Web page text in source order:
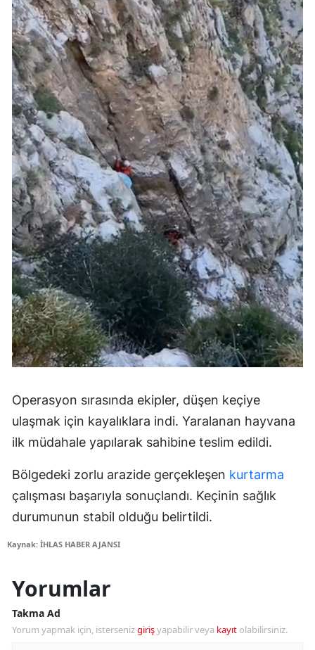
Operasyon sırasında ekipler, düşen keçiye
ulaşmak için kayalıklara indi. Yaralanan hayvana
ilk müdahale yapılarak sahibine teslim edildi.
Bölgedeki zorlu arazide gerçekleşen kurtarma
çalışması başarıyla sonuçlandı. Keçinin sağlık
durumunun stabil olduğu belirtildi.
Kaynak: İHLAS HABER AJANSI
Yorumlar
Takma Ad
Yorum yapmak için, istersenizgirişyapabilir veya kayıt olabilirsiniz.